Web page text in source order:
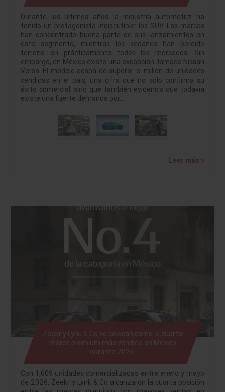
Durante los últimos años la industria automotriz ha
tenido un protagonista indiscutible: los SUV. Las marcas
han concentrado buena parte de sus lanzamientos en
este segmento, mientras los sedanes han perdido
terreno en prácticamente todos los mercados. Sin
embargo, en México existe una excepción llamada Nissan
Versa. El modelo acaba de superar el millón de unidades
vendidas en el país, una cifra que no solo confirma su
éxito comercial, sino que también evidencia que todavía
existe una fuerte demanda por…
Leer más »
Zeekr y Lynk & Co se colocan como la cuarta
marca premium más vendida en México
durante 2026.
Con 1,609 unidades comercializadas entre enero y mayo
de 2026, Zeekr y Lynk & Co alcanzaron la cuarta posición